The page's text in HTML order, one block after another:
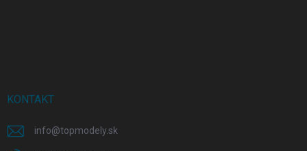
KONTAKT
info@topmodely.sk